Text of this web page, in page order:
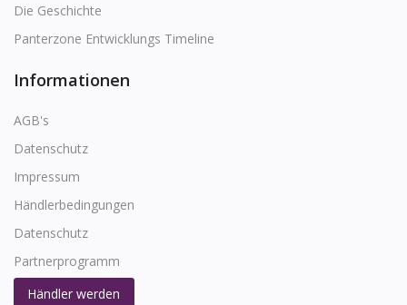
Die Geschichte
Panterzone Entwicklungs Timeline
Informationen
AGB's
Datenschutz
Impressum
Händlerbedingungen
Datenschutz
Partnerprogramm
Händler werden